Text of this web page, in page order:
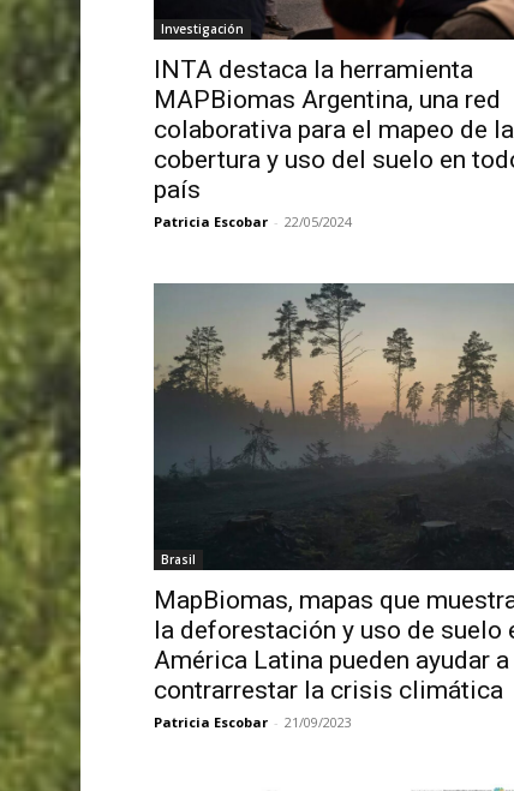
Investigación
INTA destaca la herramienta
MAPBiomas Argentina, una red
colaborativa para el mapeo de la
cobertura y uso del suelo en
país
Patricia Escobar - 22/05/2024
Brasil
MapBiomas, mapas que
la deforestación y uso de suelo
América Latina pueden ayudar a
contrarrestar la crisis climática
Patricia Escobar - 21/09/2023